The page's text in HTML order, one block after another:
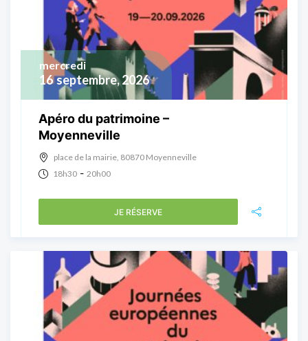
16 septembre, 2026
mercredi
Apéro du patrimoine –
Moyenneville
place de la mairie, 80870 Moyenneville
18h30 - 20h00
JE RÉSERVE